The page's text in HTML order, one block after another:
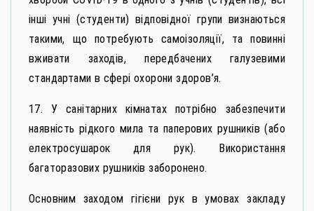
інші учні (студенти) відповідної групи визнаються
такими, що потребують самоізоляції, та повинні
вживати заходів, передбачених галузевими
стандартами в сфері охорони здоров’я.
17. У санітарних кімнатах потрібно забезпечити
наявність рідкого мила та паперових рушників (або
електросушарок для рук). Використання
багаторазових рушників заборонено.
Основним заходом гігієни рук в умовах закладу